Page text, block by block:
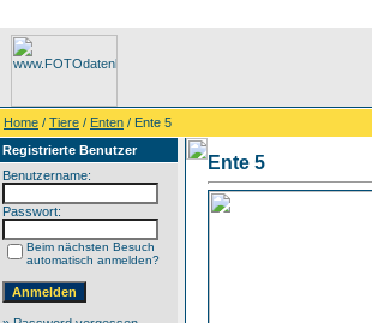
Home / Tiere / Enten / Ente 5
Registrierte Benutzer
Benutzername:
Passwort:
Beim nächsten Besuch
automatisch anmelden?
Ente 5